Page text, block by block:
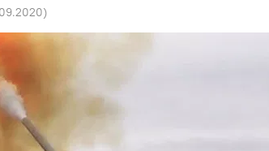
)